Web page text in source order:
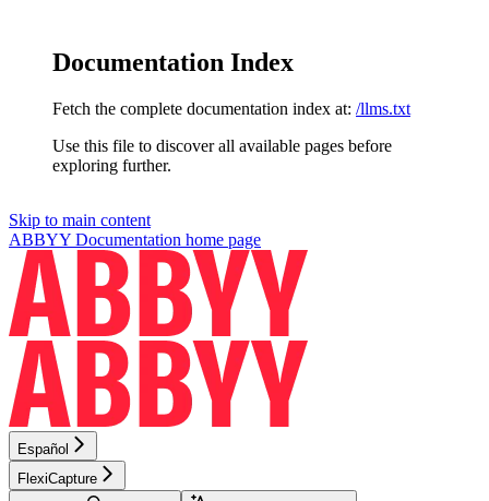
Documentation Index
Fetch the complete documentation index at: /llms.txt
Use this file to discover all available pages before
exploring further.
Skip to main content
ABBYY Documentation home page
Español
FlexiCapture